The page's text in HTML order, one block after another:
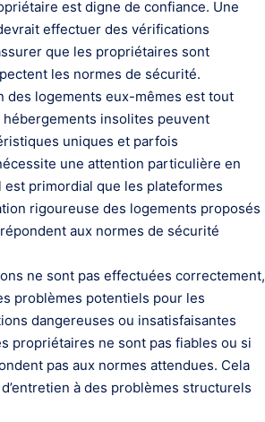
est digne de confiance. Une
effectuer des vérifications
que les propriétaires sont
les normes de sécurité.
des logements eux-mêmes est tout
insolites peuvent
uniques et parfois
une attention particulière en
est primordial que les plateformes
rigoureuse des logements proposés
aux normes de sécurité
ne sont pas effectuées correctement,
problèmes potentiels pour les
dangereuses ou insatisfaisantes
propriétaires ne sont pas fiables ou si
pas aux normes attendues. Cela
à des problèmes structurels